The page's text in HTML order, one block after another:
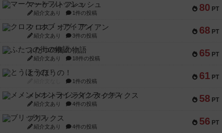
80 PT
マーケットフレッシュ
紹介文あり 1件の投稿
68 PT
クロス・オブ・アイアン
紹介文あり 3件の投稿
65 PT
ふたつの街の物語
紹介文あり 18件の投稿
61 PT
とうほうの！
1件の投稿
58 PT
メメントオンラインタクティクス
紹介文あり 4件の投稿
56 PT
ブリックス
紹介文あり 4件の投稿